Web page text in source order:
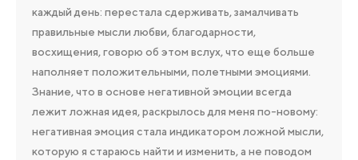
каждый день: перестала сдерживать, замалчивать
правильные мысли любви, благодарности,
восхищения, говорю об этом вслух, что еще больше
наполняет положительными, полетными эмоциями.
Знание, что в основе негативной эмоции всегда
лежит ложная идея, раскрылось для меня по-новому:
негативная эмоция стала индикатором ложной мысли,
которую я стараюсь найти и изменить, а не поводом